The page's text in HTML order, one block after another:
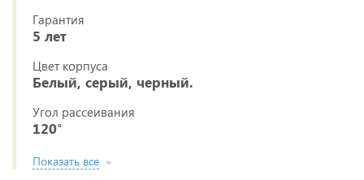
Гарантия
5 лет
Цвет корпуса
Белый, серый, черный.
Угол рассеивания
120°
Показать все